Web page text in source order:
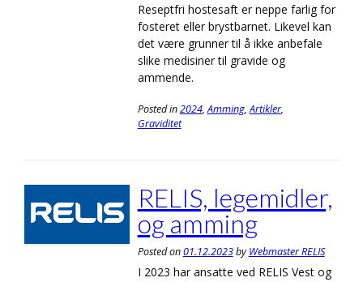
Reseptfri hostesaft er neppe farlig for
fosteret eller brystbarnet. Likevel kan
det være grunner til å ikke anbefale
slike medisiner til gravide og
ammende.
Posted in2024,Amming,Artikler,
Graviditet
RELIS, legemidler,
og amming
Posted on01.12.2023byWebmaster RELIS
I 2023 har ansatte ved RELIS Vest og